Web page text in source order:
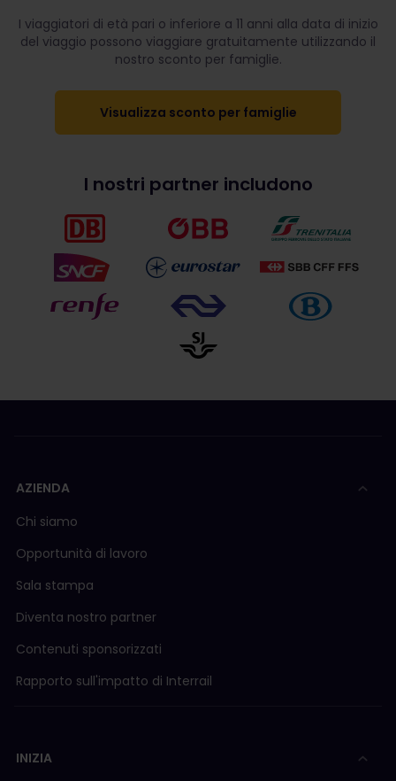
I viaggiatori di età pari o inferiore a 11 anni alla data di inizio
del viaggio possono viaggiare gratuitamente utilizzando il
nostro sconto per famiglie.
Visualizza sconto per famiglie
I nostri partner includono
AZIENDA
Chi siamo
Opportunità di lavoro
Sala stampa
Diventa nostro partner
Contenuti sponsorizzati
Rapporto sull'impatto di Interrail
INIZIA